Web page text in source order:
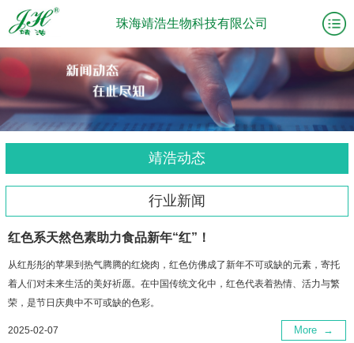
珠海靖浩生物科技有限公司
靖浩动态
行业新闻
红色系天然色素助力食品新年“红”！
从红彤彤的苹果到热气腾腾的红烧肉，红色仿佛成了新年不可或缺的元素，寄托
着人们对未来生活的美好祈愿。在中国传统文化中，红色代表着热情、活力与繁
荣，是节日庆典中不可或缺的色彩。
2025-02-07 More →